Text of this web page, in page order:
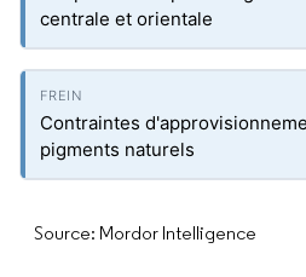
centrale et orientale
Contraintes
pigments naturels
Source: Mordor Intelligence